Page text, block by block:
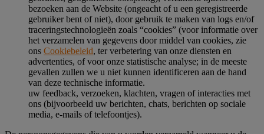
bezoeken aan de Website (ongeacht of u een geregistreerde
gebruiker bent of niet), door gebruik te maken van logs en/of
traceringstechnologieën zoals “cookies” (voor informatie over
het verzamelen van gegevens door middel van cookies, zie
ons Cookiebeleid, ter verbetering van onze diensten en
advertenties, of voor onze statistische analyse; in de meeste
gevallen zullen we u niet kunnen identificeren aan de hand
van deze technische informatie.
uw feedback, verzoeken, klachten, vragen of interacties met
ons (bijvoorbeeld uw berichten, chats, berichten op sociale
media, e-mails of telefoontjes).